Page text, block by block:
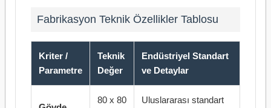
Fabrikasyon Teknik Özellikler Tablosu
Kriter /
Parametre
Teknik
Değer
Endüstriyel Standart
ve Detaylar
80 x 80
Uluslararası standart